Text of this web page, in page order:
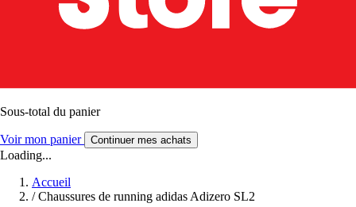
Sous-total du panier
Voir mon panier Continuer mes achats
Loading...
Accueil
/ Chaussures de running adidas Adizero SL2